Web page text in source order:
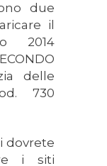
due
il
2014
delle
730
dovrete
i siti